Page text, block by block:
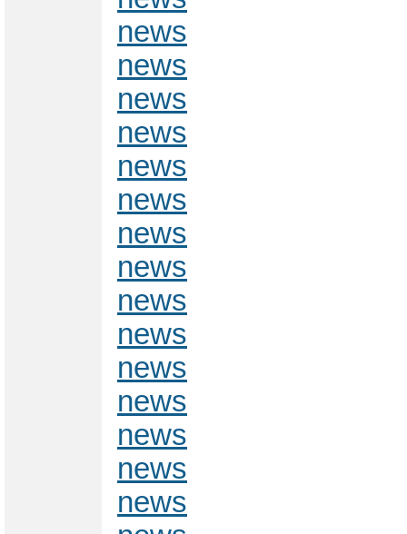
news
news
news
news
news
news
news
news
news
news
news
news
news
news
news